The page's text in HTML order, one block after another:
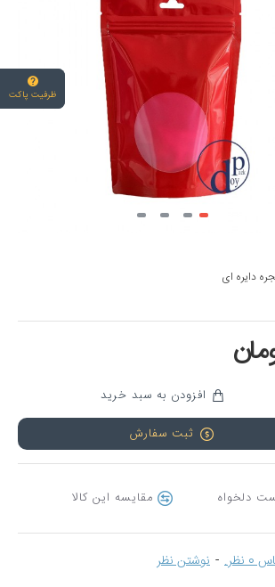
نظر. - نوشتن نظر
دایره ای
افزودن به سبد خرید
ثبت سفارش
دلخواه مقایسه این کالا
ظرفیت پاکت